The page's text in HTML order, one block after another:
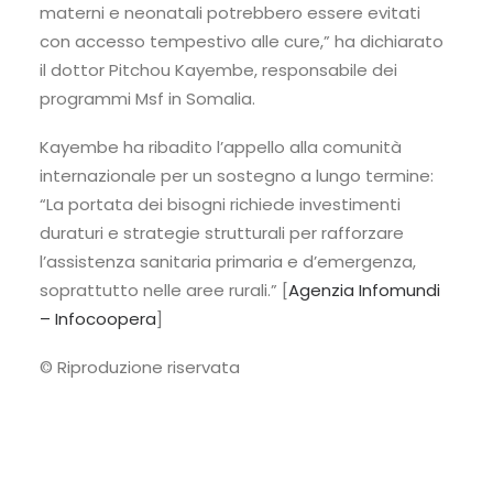
materni e neonatali potrebbero essere evitati
con accesso tempestivo alle cure,” ha dichiarato
il dottor Pitchou Kayembe, responsabile dei
programmi Msf in Somalia.
Kayembe ha ribadito l’appello alla comunità
internazionale per un sostegno a lungo termine:
“La portata dei bisogni richiede investimenti
duraturi e strategie strutturali per rafforzare
l’assistenza sanitaria primaria e d’emergenza,
soprattutto nelle aree rurali.” [Agenzia Infomundi
– Infocoopera]
© Riproduzione riservata